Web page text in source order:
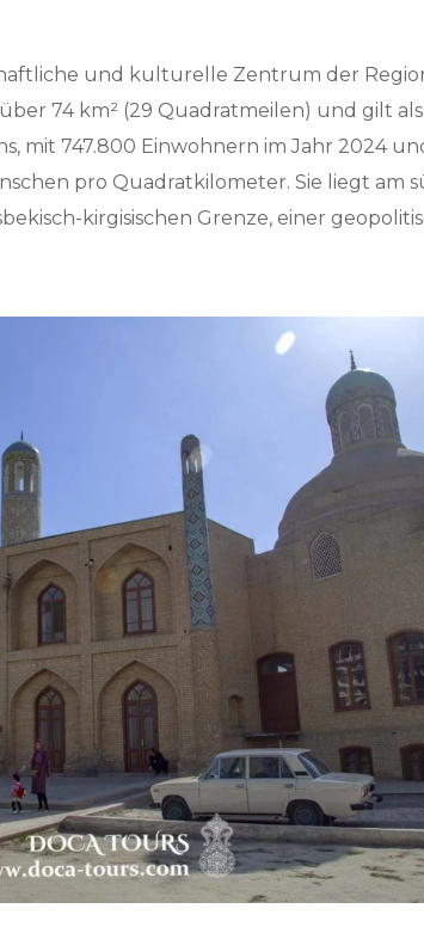
und kulturelle Zentrum der
74 km² (29 Quadratmeilen) und gilt
mit 747.800 Einwohnern im Jahr 2024
pro Quadratkilometer. Sie liegt am
kirgisischen Grenze, einer